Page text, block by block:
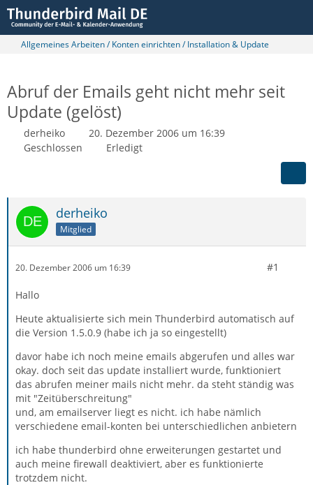
Allgemeines Arbeiten / Konten einrichten / Installation & Update
Abruf der Emails geht nicht mehr seit
Update (gelöst)
derheiko
20. Dezember 2006 um 16:39
Geschlossen
Erledigt
derheiko
Mitglied
20. Dezember 2006 um 16:39 #1
Hallo
Heute aktualisierte sich mein Thunderbird automatisch auf
die Version 1.5.0.9 (habe ich ja so eingestellt)
davor habe ich noch meine emails abgerufen und alles war
okay. doch seit das update installiert wurde, funktioniert
das abrufen meiner mails nicht mehr. da steht ständig was
mit "Zeitüberschreitung"
und, am emailserver liegt es nicht. ich habe nämlich
verschiedene email-konten bei unterschiedlichen anbietern
ich habe thunderbird ohne erweiterungen gestartet und
auch meine firewall deaktiviert, aber es funktionierte
trotzdem nicht.